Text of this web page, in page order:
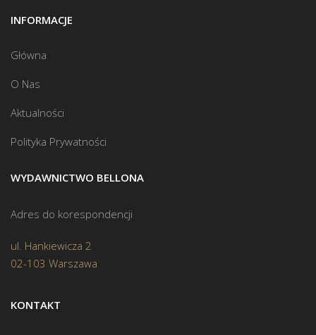
INFORMACJE
Główna
O Nas
Aktualności
Polityka Prywatności
WYDAWNICTWO BELLONA
Adres do korespondencji
ul. Hankiewicza 2
02-103 Warszawa
KONTAKT